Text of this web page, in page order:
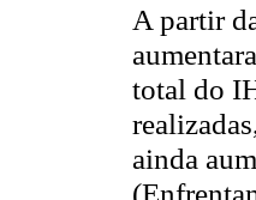
A partir
total do
ainda